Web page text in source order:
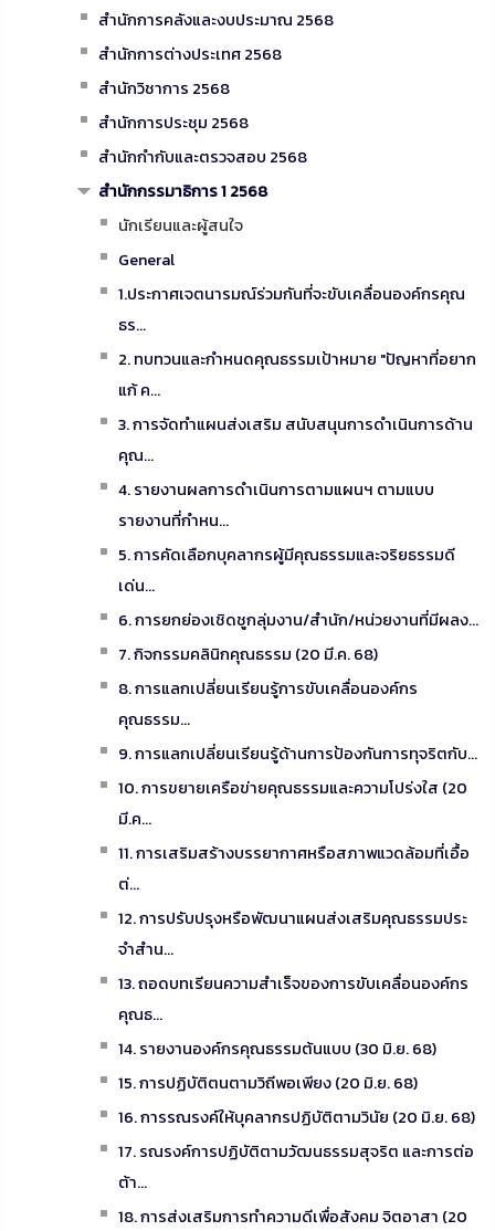
สำนักการคลังและงบประมาณ 2568
สำนักการต่างประเทศ 2568
สำนักวิชาการ 2568
สำนักการประชุม 2568
สำนักกำกับและตรวจสอบ 2568
สำนักกรรมาธิการ 1 2568
นักเรียนและผู้สนใจ
General
1.ประกาศเจตนารมณ์ร่วมกันที่จะขับเคลื่อนองค์กรคุณ
ธร...
2. ทบทวนและกำหนดคุณธรรมเป้าหมาย "ปัญหาที่อยาก
แก้ ค...
3. การจัดทำแผนส่งเสริม สนับสนุนการดำเนินการด้าน
คุณ...
4. รายงานผลการดำเนินการตามแผนฯ ตามแบบ
รายงานที่กำหน...
5. การคัดเลือกบุคลากรผู้มีคุณธรรมและจริยธรรมดี
เด่น...
6. การยกย่องเชิดชูกลุ่มงาน/สำนัก/หน่วยงานที่มีผลง...
7. กิจกรรมคลินิกคุณธรรม (20 มี.ค. 68)
8. การแลกเปลี่ยนเรียนรู้การขับเคลื่อนองค์กร
คุณธรรม...
9. การแลกเปลี่ยนเรียนรู้ด้านการป้องกันการทุจริตกับ...
10. การขยายเครือข่ายคุณธรรมและความโปร่งใส (20
มี.ค...
11. การเสริมสร้างบรรยากาศหรือสภาพแวดล้อมที่เอื้อ
ต่...
12. การปรับปรุงหรือพัฒนาแผนส่งเสริมคุณธรรมประ
จำสำน...
13. ถอดบทเรียนความสำเร็จของการขับเคลื่อนองค์กร
คุณธ...
14. รายงานองค์กรคุณธรรมต้นแบบ (30 มิ.ย. 68)
15. การปฏิบัติตนตามวิถีพอเพียง (20 มิ.ย. 68)
16. การรณรงค์ให้บุคลากรปฏิบัติตามวินัย (20 มิ.ย. 68)
17. รณรงค์การปฏิบัติตามวัฒนธรรมสุจริต และการต่อ
ต้า...
18. การส่งเสริมการทำความดีเพื่อสังคม จิตอาสา (20